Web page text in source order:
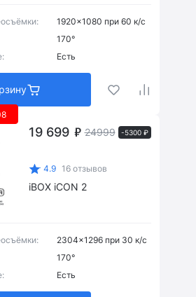
1920x1080 при 60 к/с
170°
Есть
iBOX iCON 2
4.9 16 отзывов
2304x1296 при 30 к/с
170°
Есть
19 699 24999 -5300 ₽